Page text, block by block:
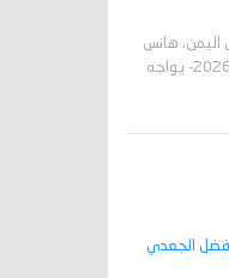
اليمن، هانس
غروندبرغ، بشأن الوضع في اليمن عمّان، 7 آبأغسطس 2026- يواجه
فضل الجعدي